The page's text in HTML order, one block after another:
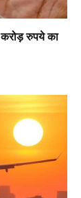
करोड़ रुपये का